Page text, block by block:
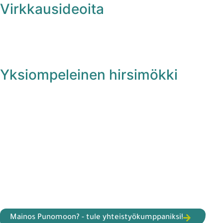
Virkkausideoita
Yksiompeleinen hirsimökki
Mainos Punomoon? - tule yhteistyökumppaniksi!